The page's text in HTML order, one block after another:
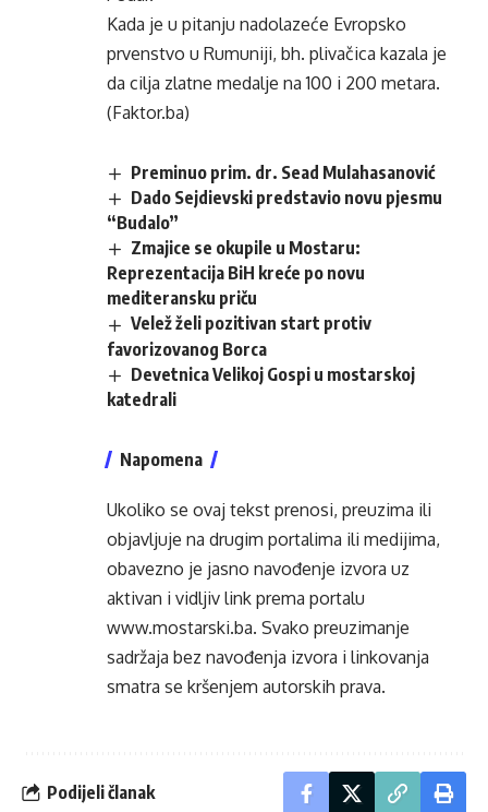
Kada je u pitanju nadolazeće Evropsko
prvenstvo u Rumuniji, bh. plivačica kazala je
da cilja zlatne medalje na 100 i 200 metara.
(Faktor.ba)
Preminuo prim. dr. Sead Mulahasanović
Dado Sejdievski predstavio novu pjesmu
“Budalo”
Zmajice se okupile u Mostaru:
Reprezentacija BiH kreće po novu
mediteransku priču
Velež želi pozitivan start protiv
favorizovanog Borca
Devetnica Velikoj Gospi u mostarskoj
katedrali
Napomena
Ukoliko se ovaj tekst prenosi, preuzima ili
objavljuje na drugim portalima ili medijima,
obavezno je jasno navođenje izvora uz
aktivan i vidljiv link prema portalu
www.mostarski.ba. Svako preuzimanje
sadržaja bez navođenja izvora i linkovanja
smatra se kršenjem autorskih prava.
Podijeli članak